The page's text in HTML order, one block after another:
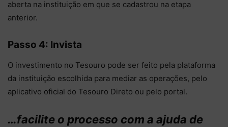
aberta na instituição em que se cadastrou na etapa
anterior.
Passo 4: Invista
O investimento no Tesouro pode ser feito pela plataforma
da instituição escolhida para mediar as operações, pelo
aplicativo oficial do Tesouro Direto ou pelo portal.
…facilite o processo com a ajuda de